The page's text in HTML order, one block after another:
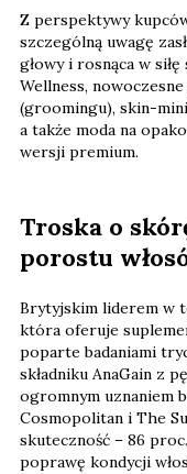
Z perspektywy
szczególną uwagę
głowy i rosnąca w
Wellness,
(groomingu), skin-
a także moda na
wersji premium.
Troska o
porostu
Brytyjskim liderem w
która oferuje
poparte badaniami
składniku AnaGain z
ogromnym uznaniem
Cosmopolitan i The
skuteczność – 86
poprawę kondycji